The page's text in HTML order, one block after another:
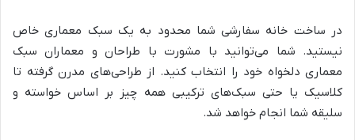
در ساخت خانه سفارشی شما محدود به یک سبک معماری خاص
نیستید. شما می‌توانید با مشورت با طراحان و معماران سبک
معماری دلخواه خود را انتخاب کنید. از طراحی‌های مدرن گرفته تا
کلاسیک یا حتی سبک‌های ترکیبی همه چیز بر اساس خواسته و
سلیقه شما انجام خواهد شد.